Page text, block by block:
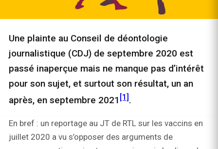
Une plainte au Conseil de déontologie
journalistique (CDJ) de septembre 2020 est
passé inaperçue mais ne manque pas d’intérêt
pour son sujet, et surtout son résultat, un an
après, en septembre 2021 [1] .
En bref : un reportage au JT de RTL sur les vaccins en
juillet 2020 a vu s’opposer des arguments de